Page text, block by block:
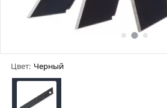
Цвет: Черный